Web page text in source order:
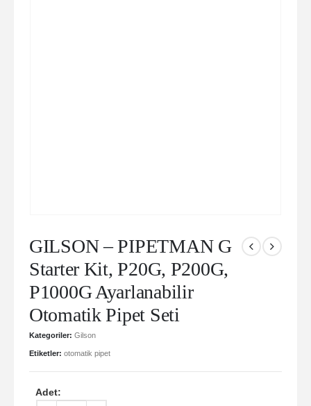
GILSON – PIPETMAN G
Starter Kit, P20G, P200G,
P1000G Ayarlanabilir
Otomatik Pipet Seti
Kategoriler: Gilson
Etiketler: otomatik pipet
Adet: